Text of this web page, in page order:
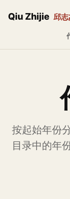
Qiu Zhijie 邱
按起始年份
目录中的年